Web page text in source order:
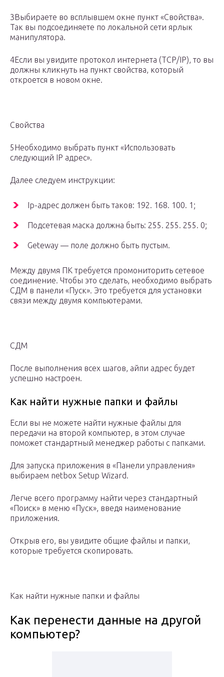
3Выбираете во всплывшем окне пункт «Свойства».
Так вы подсоединяете по локальной сети ярлык
манипулятора.
4Если вы увидите протокол интернета (ТСР/ІР), то вы
должны кликнуть на пункт свойства, который
откроется в новом окне.
Свойства
5Необходимо выбрать пункт «Использовать
следующий IP адрес».
Далее следуем инструкции:
Ip-адрес должен быть таков: 192. 168. 100. 1;
Подсетевая маска должна быть: 255. 255. 255. 0;
Gеtеway — поле должно быть пустым.
Между двумя ПК требуется промониторить сетевое
соединение. Чтобы это сделать, необходимо выбрать
СДМ в панели «Пуск». Это требуется для установки
связи между двумя компьютерами.
СДМ
После выполнения всех шагов, айпи адрес будет
успешно настроен.
Как найти нужные папки и файлы
Если вы не можете найти нужные файлы для
передачи на второй компьютер, в этом случае
поможет стандартный менеджер работы с папками.
Для запуска приложения в «Панели управления»
выбираем netbox Setup Wizard.
Легче всего программу найти через стандартный
«Поиск» в меню «Пуск», введя наименование
приложения.
Открыв его, вы увидите общие файлы и папки,
которые требуется скопировать.
Как найти нужные папки и файлы
Как перенести данные на другой
компьютер?